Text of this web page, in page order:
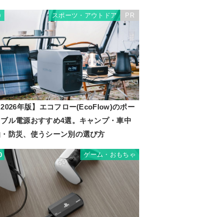
スポーツ・アウトドア PR
年版】エコフロー(EcoFlow)のポー
ル電源おすすめ4選。キャンプ・車中
防災、使うシーン別の選び方
ゲーム・おもちゃ